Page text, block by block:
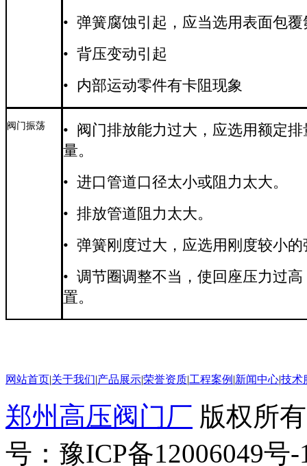
• 弹簧腐蚀引起，应当选用表面包
• 背压变动引起
• 内部运动零件有卡阻现象
阀门振荡
• 阀门排放能力过大，应选用额定
量。
• 进口管道口径太小或阻力太大。
• 排放管道阻力太大。
• 弹簧刚度过大，应选用刚度较小的
• 调节圈调整不当，使回座压力过
置。
网站首页|关于我们|产品展示|荣誉资质|工程案例 |新闻中心|技术
郑州高压阀门厂 版权所
号：豫ICP备12006049号-